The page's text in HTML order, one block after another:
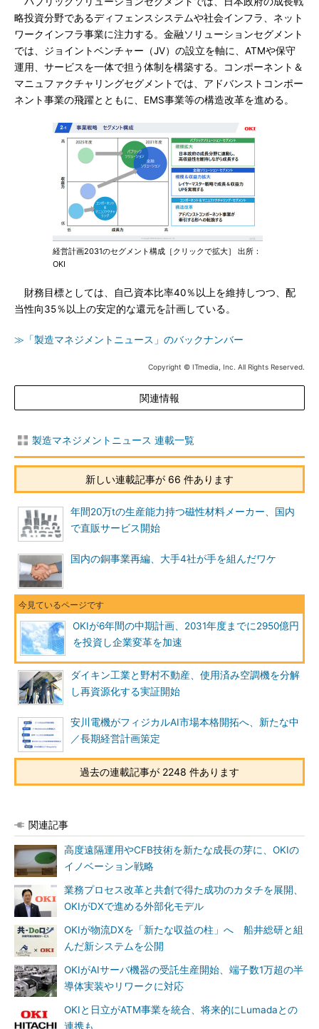
略投資分野であるディフェンスシステムや社会インフラ、ネット
ワークインフラ事業に注力する。金融ソリューションセグメント
では、ジョイントベンチャー（JV）の設立を軸に、ATMや保守
運用、サービスを一体で担う体制を構築する。コンポーネント＆
マニュファクチャリングセグメントでは、アドバンストコンポー
ネント事業の飛躍とともに、EMS事業等の構造改革を進める。
経営計画2031のセグメント構成［クリックで拡大］ 出所：
OKI
財務目標としては、自己資本比率40％以上を維持しつつ、配
当性向35％以上の安定的な還元を計画している。
≫「製造マネジメントニュース」のバックナンバー
Copyright © ITmedia, Inc. All Rights Reserved.
関連情報
製造マネジメントニュース 連載一覧
新しい連載記事が 66 件あります
年間20万tの生産能力持つ磁性材料メーカー、国内
で直販サービス開始
国内の銅事業再編、大手4社が手を組んだワケ
OKIが6年間の中期計画、2031年度までに2950億円
を投資し企業変革を加速
ダイキン工業と野村不動産、使用済み空調機を分解
し再資源化する実証開始
安川電機がフィジカルAI市場本格開拓へ、新たな中
／長期経営計画策定
過去の連載記事が 2248 件あります
関連記事
高度遠隔運用やCFB技術を新たな成長の芽に、OKIの
イノベーション戦略
業務プロセス改革と共創で得た成功のカタチを展開、
OKIがDXで進める外部化モデル
OKIが物流DXを「新たな収益の柱」へ 船井総研と組
んだ新システムを公開
OKIがAIサーバ機器の受託生産開始、端子数1万超の半
導体実装やリワークに対応
OKIと日立がATM事業を統合、将来的にLumadaとの
連携も